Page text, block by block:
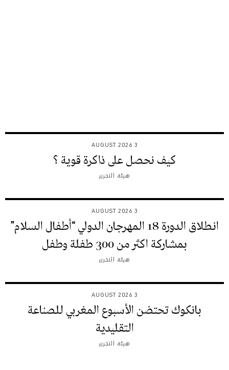
3 AUGUST 2026
كيف نحصل على ذاكرة قوية ؟
هيئة التحرير
3 AUGUST 2026
انطلاق الدورة 18 المهرجان الدولي “أطفال السلام”
بمشاركة اكثر من 300 طفلة وطفل
هيئة التحرير
3 AUGUST 2026
بانكوك تحتضن الأسبوع المغربي للصناعة
التقليدية
هيئة التحرير